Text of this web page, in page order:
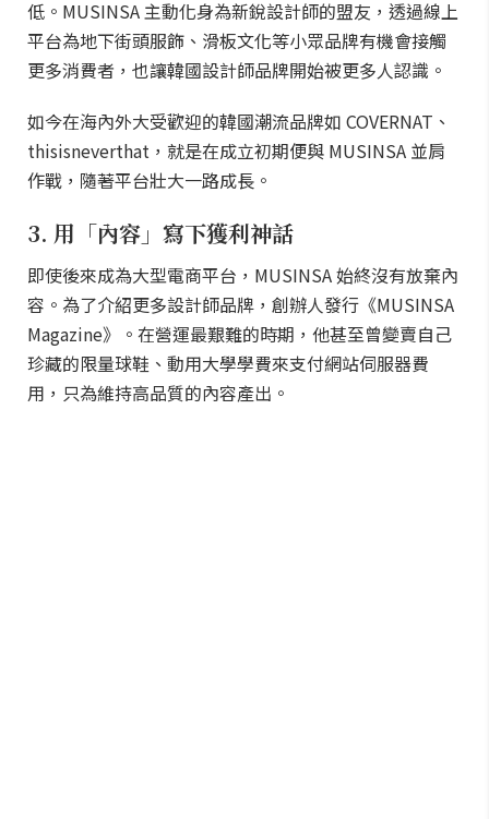
低。MUSINSA 主動化身為新銳設計師的盟友，透過線上
平台為地下街頭服飾、滑板文化等小眾品牌有機會接觸
更多消費者，也讓韓國設計師品牌開始被更多人認識。
如今在海內外大受歡迎的韓國潮流品牌如 COVERNAT、
thisisneverthat，就是在成立初期便與 MUSINSA 並肩
作戰，隨著平台壯大一路成長。
3. 用「內容」寫下獲利神話
即使後來成為大型電商平台，MUSINSA 始終沒有放棄內
容。為了介紹更多設計師品牌，創辦人發行《MUSINSA
Magazine》。在營運最艱難的時期，他甚至曾變賣自己
珍藏的限量球鞋、動用大學學費來支付網站伺服器費
用，只為維持高品質的內容產出。